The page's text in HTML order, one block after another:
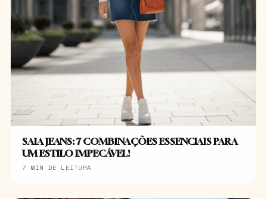
SAIA JEANS: 7 COMBINAÇÕES ESSENCIAIS PARA
UM ESTILO IMPECÁVEL!
7 MIN DE LEITURA